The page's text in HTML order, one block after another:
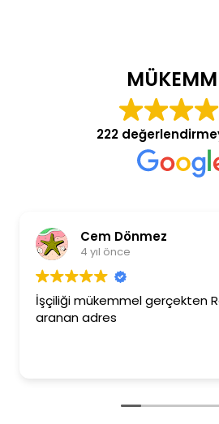
222
Cem Dönmez
4 yıl önce
İşçiliği mükemmel gerçekten
aranan adres